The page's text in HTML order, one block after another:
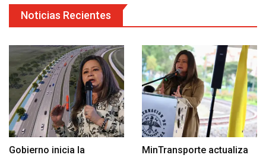
Noticias Recientes
Gobierno inicia la
MinTransporte actualiza